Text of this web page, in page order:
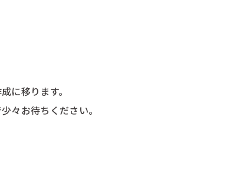
に移ります。
々お待ちください。